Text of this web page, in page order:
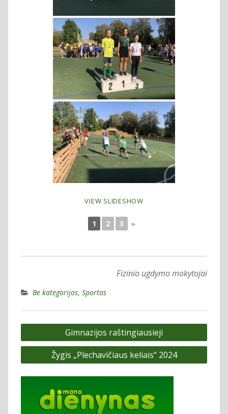
VIEW SLIDESHOW
1 2 3 ►
Fizinio ugdymo mokytojai
Be kategorijos, Sportas
Navigacija
tarp
Gimnazijos raštingiausieji
Žygis „Plechavičiaus keliais“ 2024